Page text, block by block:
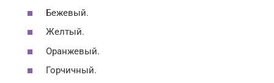
Бежевый.
Желтый.
Оранжевый.
Горчичный.